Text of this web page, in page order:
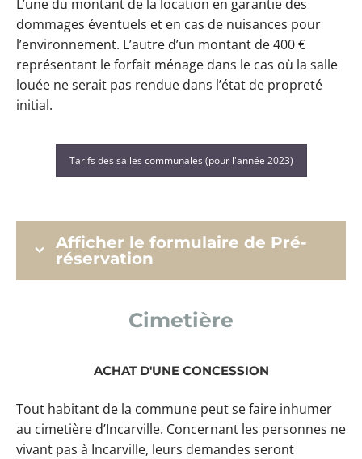
L’une du montant de la location en garantie des
dommages éventuels et en cas de nuisances pour
l’environnement. L’autre d’un montant de 400 €
représentant le forfait ménage dans le cas où la salle
louée ne serait pas rendue dans l’état de propreté
initial.
Tarifs des salles communales (pour l'année 2023)
Afficher le formulaire de Pré-
réservation
Cimetière
ACHAT D'UNE CONCESSION
Tout habitant de la commune peut se faire inhumer
au cimetière d’Incarville. Concernant les personnes ne
vivant pas à Incarville, leurs demandes seront